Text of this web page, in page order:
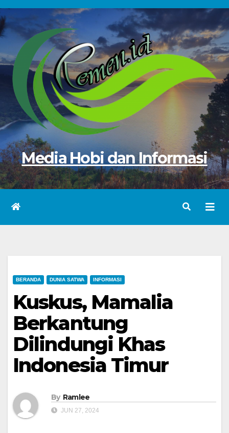
Skip
to
content
Media Hobi dan Informasi
BERANDA DUNIA SATWA INFORMASI
Kuskus, Mamalia
Berkantung
Dilindungi Khas
Indonesia Timur
By Ramlee
JUN 27, 2024